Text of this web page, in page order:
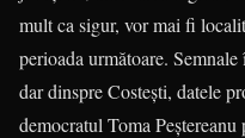
mult ca sigur, vor mai fi
perioada următoare.
dar dinspre Costești, datele
democratul Toma